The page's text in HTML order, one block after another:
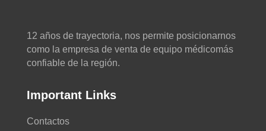
12 años de trayectoria, nos permite posicionarnos
como la empresa de venta de equipo médicomás
confiable de la región.
Important Links
Contactos